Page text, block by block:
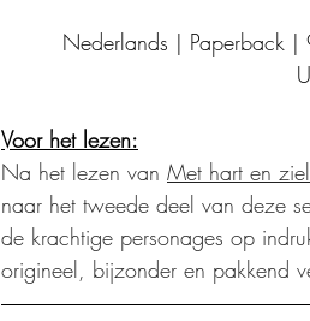
Nederlands |
Voor het lezen:
Na het lezen van Met hart en ziel
naar het tweede deel van deze
de krachtige personages op
origineel, bijzonder en pakkend